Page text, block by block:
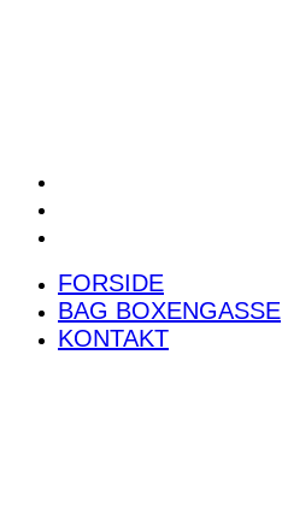
FORSIDE
BAG BOXENGASSE
KONTAKT